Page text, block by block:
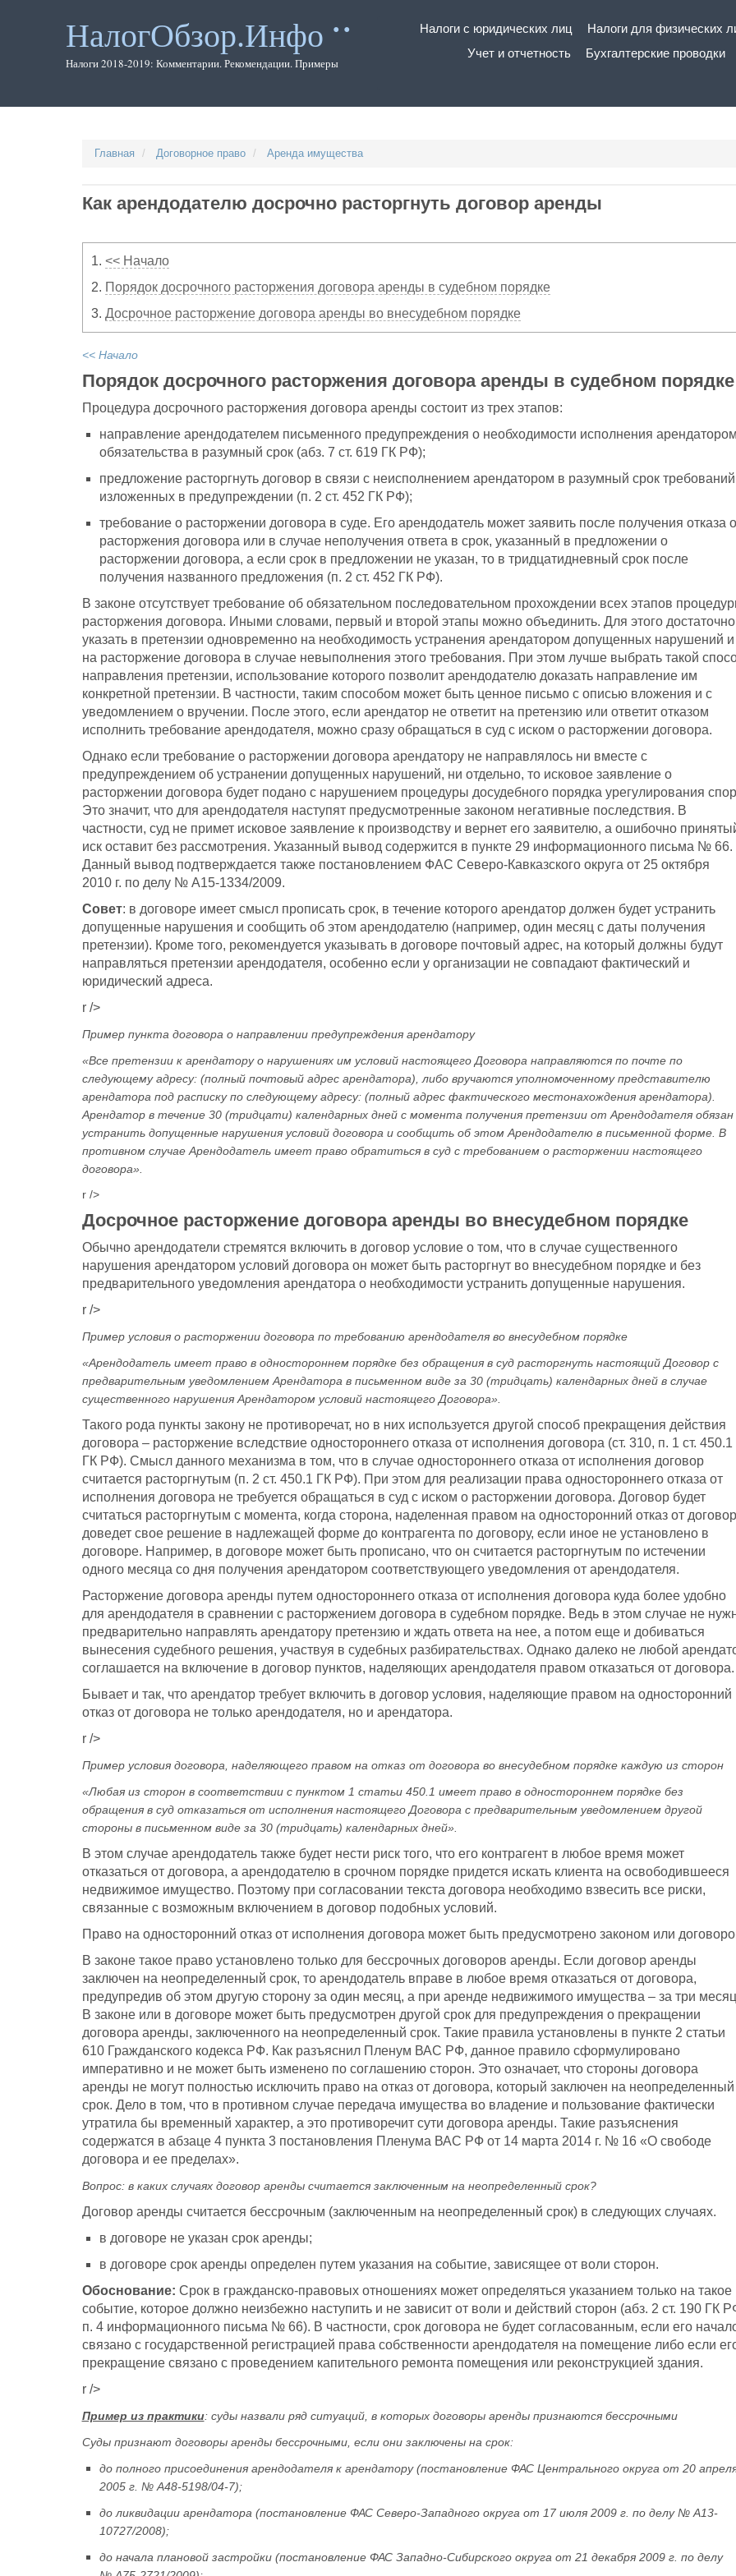
НалогОбзор.Инфо
Налоги 2018-2019: Комментарии. Рекомендации. Примеры
ОсновнаяНалоги с юридических лиц Налоги для физических
Учет и отчетность
Бухгалтерские проводки
Главная Договорное право Аренда имущества
Как арендодателю досрочно расторгнуть договор аренды
1. << Начало
2. Порядок досрочного расторжения договора аренды в судебном порядке
3. Досрочное расторжение договора аренды во внесудебном порядке
<< Начало
Порядок досрочного расторжения договора аренды в судебном порядке
Процедура досрочного расторжения договора аренды состоит из трех этапов:
направление арендодателем письменного предупреждения о необходимости исполнения арендатором
обязательства в разумный срок (абз. 7 ст. 619 ГК РФ);
предложение расторгнуть договор в связи с неисполнением арендатором в разумный срок
изложенных в предупреждении (п. 2 ст. 452 ГК РФ);
требование о расторжении договора в суде. Его арендодатель может заявить после получения отказа
расторжения договора или в случае неполучения ответа в срок, указанный в предложении о
расторжении договора, а если срок в предложении не указан, то в тридцатидневный срок после
получения названного предложения (п. 2 ст. 452 ГК РФ).
В законе отсутствует требование об обязательном последовательном прохождении всех этапов
расторжения договора. Иными словами, первый и второй этапы можно объединить. Для этого достаточно
указать в претензии одновременно на необходимость устранения арендатором допущенных нарушений и
на расторжение договора в случае невыполнения этого требования. При этом лучше выбрать такой
направления претензии, использование которого позволит арендодателю доказать направление им
конкретной претензии. В частности, таким способом может быть ценное письмо с описью вложения и с
уведомлением о вручении. После этого, если арендатор не ответит на претензию или ответит отказом
исполнить требование арендодателя, можно сразу обращаться в суд с иском о расторжении договора.
Однако если требование о расторжении договора арендатору не направлялось ни вместе с
предупреждением об устранении допущенных нарушений, ни отдельно, то исковое заявление о
расторжении договора будет подано с нарушением процедуры досудебного порядка урегулирования
Это значит, что для арендодателя наступят предусмотренные законом негативные последствия. В
частности, суд не примет исковое заявление к производству и вернет его заявителю, а ошибочно
иск оставит без рассмотрения. Указанный вывод содержится в пункте 29 информационного письма № 66.
Данный вывод подтверждается также постановлением ФАС Северо-Кавказского округа от 25 октября
2010 г. по делу № А15-1334/2009.
Совет: в договоре имеет смысл прописать срок, в течение которого арендатор должен будет устранить
допущенные нарушения и сообщить об этом арендодателю (например, один месяц с даты получения
претензии). Кроме того, рекомендуется указывать в договоре почтовый адрес, на который должны будут
направляться претензии арендодателя, особенно если у организации не совпадают фактический и
юридический адреса.
r />
Пример пункта договора о направлении предупреждения арендатору
«Все претензии к арендатору о нарушениях им условий настоящего Договора направляются по почте по
следующему адресу: (полный почтовый адрес арендатора), либо вручаются уполномоченному представителю
арендатора под расписку по следующему адресу: (полный адрес фактического местонахождения арендатора).
Арендатор в течение 30 (тридцати) календарных дней с момента получения претензии от Арендодателя обязан
устранить допущенные нарушения условий договора и сообщить об этом Арендодателю в письменной форме. В
противном случае Арендодатель имеет право обратиться в суд с требованием о расторжении настоящего
договора».
r />
Досрочное расторжение договора аренды во внесудебном порядке
Обычно арендодатели стремятся включить в договор условие о том, что в случае существенного
нарушения арендатором условий договора он может быть расторгнут во внесудебном порядке и без
предварительного уведомления арендатора о необходимости устранить допущенные нарушения.
r />
Пример условия о расторжении договора по требованию арендодателя во внесудебном порядке
«Арендодатель имеет право в одностороннем порядке без обращения в суд расторгнуть настоящий Договор с
предварительным уведомлением Арендатора в письменном виде за 30 (тридцать) календарных дней в случае
существенного нарушения Арендатором условий настоящего Договора».
Такого рода пункты закону не противоречат, но в них используется другой способ прекращения действия
договора – расторжение вследствие одностороннего отказа от исполнения договора (ст. 310, п. 1 ст. 450.1
ГК РФ). Смысл данного механизма в том, что в случае одностороннего отказа от исполнения договор
считается расторгнутым (п. 2 ст. 450.1 ГК РФ). При этом для реализации права одностороннего отказа от
исполнения договора не требуется обращаться в суд с иском о расторжении договора. Договор будет
считаться расторгнутым с момента, когда сторона, наделенная правом на односторонний отказ от
доведет свое решение в надлежащей форме до контрагента по договору, если иное не установлено в
договоре. Например, в договоре может быть прописано, что он считается расторгнутым по истечении
одного месяца со дня получения арендатором соответствующего уведомления от арендодателя.
Расторжение договора аренды путем одностороннего отказа от исполнения договора куда более удобно
для арендодателя в сравнении с расторжением договора в судебном порядке. Ведь в этом случае не
предварительно направлять арендатору претензию и ждать ответа на нее, а потом еще и добиваться
вынесения судебного решения, участвуя в судебных разбирательствах. Однако далеко не любой
соглашается на включение в договор пунктов, наделяющих арендодателя правом отказаться от договора.
Бывает и так, что арендатор требует включить в договор условия, наделяющие правом на односторонний
отказ от договора не только арендодателя, но и арендатора.
r />
Пример условия договора, наделяющего правом на отказ от договора во внесудебном порядке каждую из сторон
«Любая из сторон в соответствии с пунктом 1 статьи 450.1 имеет право в одностороннем порядке без
обращения в суд отказаться от исполнения настоящего Договора с предварительным уведомлением другой
стороны в письменном виде за 30 (тридцать) календарных дней».
В этом случае арендодатель также будет нести риск того, что его контрагент в любое время может
отказаться от договора, а арендодателю в срочном порядке придется искать клиента на освободившееся
недвижимое имущество. Поэтому при согласовании текста договора необходимо взвесить все риски,
связанные с возможным включением в договор подобных условий.
Право на односторонний отказ от исполнения договора может быть предусмотрено законом или
В законе такое право установлено только для бессрочных договоров аренды. Если договор аренды
заключен на неопределенный срок, то арендодатель вправе в любое время отказаться от договора,
предупредив об этом другую сторону за один месяц, а при аренде недвижимого имущества – за три
В законе или в договоре может быть предусмотрен другой срок для предупреждения о прекращении
договора аренды, заключенного на неопределенный срок. Такие правила установлены в пункте 2 статьи
610 Гражданского кодекса РФ. Как разъяснил Пленум ВАС РФ, данное правило сформулировано
императивно и не может быть изменено по соглашению сторон. Это означает, что стороны договора
аренды не могут полностью исключить право на отказ от договора, который заключен на неопределенный
срок. Дело в том, что в противном случае передача имущества во владение и пользование фактически
утратила бы временный характер, а это противоречит сути договора аренды. Такие разъяснения
содержатся в абзаце 4 пункта 3 постановления Пленума ВАС РФ от 14 марта 2014 г. № 16 «О свободе
договора и ее пределах».
Вопрос: в каких случаях договор аренды считается заключенным на неопределенный срок?
Договор аренды считается бессрочным (заключенным на неопределенный срок) в следующих случаях.
в договоре не указан срок аренды;
в договоре срок аренды определен путем указания на событие, зависящее от воли сторон.
Обоснование: Срок в гражданско-правовых отношениях может определяться указанием только на такое
событие, которое должно неизбежно наступить и не зависит от воли и действий сторон (абз. 2 ст. 190 ГК
п. 4 информационного письма № 66). В частности, срок договора не будет согласованным, если его
связано с государственной регистрацией права собственности арендодателя на помещение либо если
прекращение связано с проведением капительного ремонта помещения или реконструкцией здания.
r />
Пример из практики: суды назвали ряд ситуаций, в которых договоры аренды признаются бессрочными
Суды признают договоры аренды бессрочными, если они заключены на срок:
до полного присоединения арендодателя к арендатору (постановление ФАС Центрального округа от 20
2005 г. № А48-5198/04-7);
до ликвидации арендатора (постановление ФАС Северо-Западного округа от 17 июля 2009 г. по делу № А13-
10727/2008);
до начала плановой застройки (постановление ФАС Западно-Сибирского округа от 21 декабря 2009 г. по делу